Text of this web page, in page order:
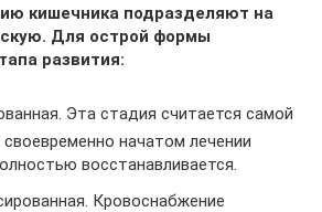
кишечника подразделяют на
Для острой формы
развития:
Эта стадия считается самой
своевременно начатом лечении
восстанавливается.
Кровоснабжение